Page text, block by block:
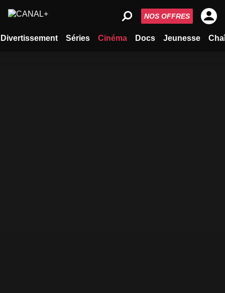
Divertissement Séries Cinéma Docs Jeunesse
NOS OFFRES